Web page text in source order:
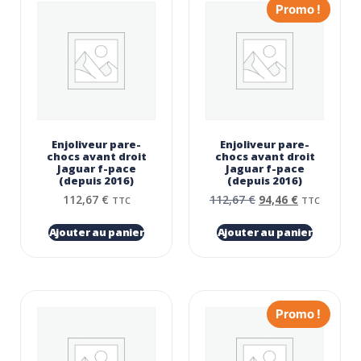
Enjoliveur pare-
chocs avant droit
Jaguar f-pace
(depuis 2016)
112,67 € TTC
Ajouter au panier
Promo !
Enjoliveur pare-
chocs avant droit
Jaguar f-pace
(depuis 2016)
112,67€ 94,46 € TTC
Ajouter au panier
Promo !